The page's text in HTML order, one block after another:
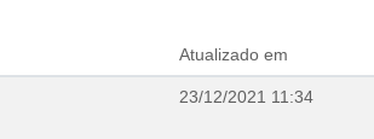
Atualizado em
23/12/2021 11:34